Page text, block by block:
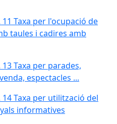
Taxa per l'ocupació de
taules i cadires amb
Taxa per parades,
espectacles ...
Taxa per utilització del
informatives